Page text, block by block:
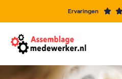
Ervaringen